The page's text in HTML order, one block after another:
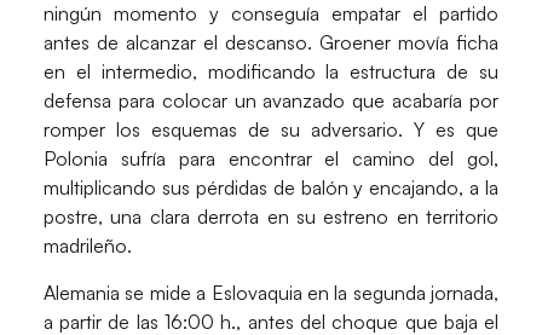
ningún momento y conseguía empatar el partido
antes de alcanzar el descanso. Groener movía ficha
en el intermedio, modificando la estructura de su
defensa para colocar un avanzado que acabaría por
romper los esquemas de su adversario. Y es que
Polonia sufría para encontrar el camino del gol,
multiplicando sus pérdidas de balón y encajando, a la
postre, una clara derrota en su estreno en territorio
madrileño.
Alemania se mide a Eslovaquia en la segunda jornada,
a partir de las 16:00 h., antes del choque que baja el